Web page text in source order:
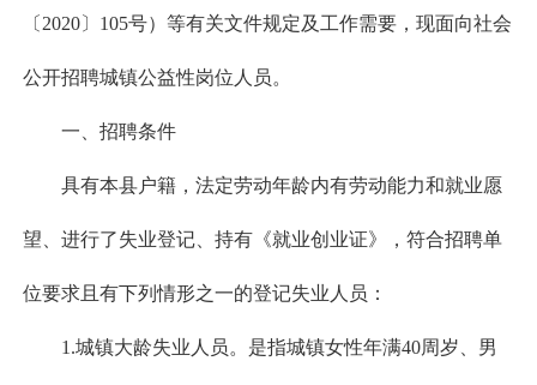
〔2020〕105号）等有关文件规定及工作需要，现面向社会
公开招聘城镇公益性岗位人员。
一、招聘条件
具有本县户籍，法定劳动年龄内有劳动能力和就业愿
望、进行了失业登记、持有《就业创业证》，符合招聘单
位要求且有下列情形之一的登记失业人员：
1.城镇大龄失业人员。是指城镇女性年满40周岁、男